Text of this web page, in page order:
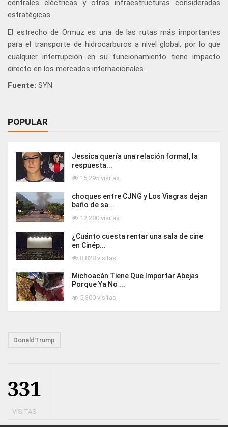
centrales eléctricas y otras infraestructuras consideradas
estratégicas.
El estrecho de Ormuz es una de las rutas más importantes
para el transporte de hidrocarburos a nivel global, por lo que
cualquier interrupción en su funcionamiento tiene impacto
directo en los mercados internacionales.
Fuente: SYN
POPULAR
Jessica quería una relación formal, la
respuesta...
15,295 visitas
choques entre CJNG y Los Viagras dejan
baño de sa...
12,280 visitas
¿Cuánto cuesta rentar una sala de cine
en Cinép...
8,828 visitas
Michoacán Tiene Que Importar Abejas
Porque Ya No ...
5,300 visitas
DonaldTrump
331
VISITAS